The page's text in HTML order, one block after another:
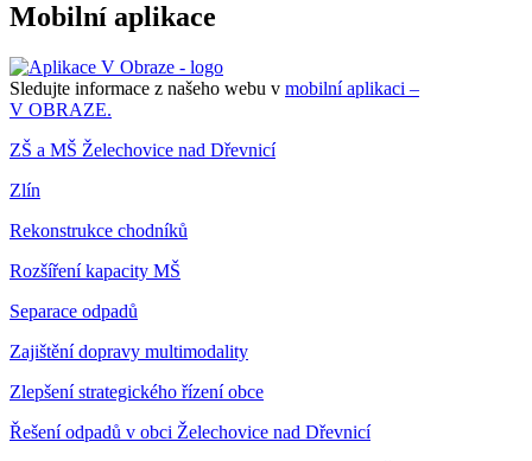
Mobilní aplikace
Sledujte informace z našeho webu v mobilní aplikaci –
V OBRAZE.
ZŠ a MŠ Želechovice nad Dřevnicí
Zlín
Rekonstrukce chodníků
Rozšíření kapacity MŠ
Separace odpadů
Zajištění dopravy multimodality
Zlepšení strategického řízení obce
Řešení odpadů v obci Želechovice nad Dřevnicí